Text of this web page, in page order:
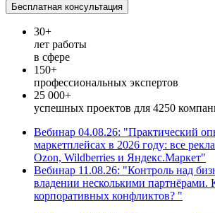
Бесплатная консультация
30+
лет работы
в сфере
150+
профессиональных экспертов
25 000+
успешных проектов для 4250
Вебинар 04.08.26: "Практический
маркетплейсах в 2026 году: все
Ozon, Wildberries и Яндекс.Маркет"
Вебинар 11.08.26: "Контроль над
владении несколькими партнёрами.
корпоративных конфликтов? "